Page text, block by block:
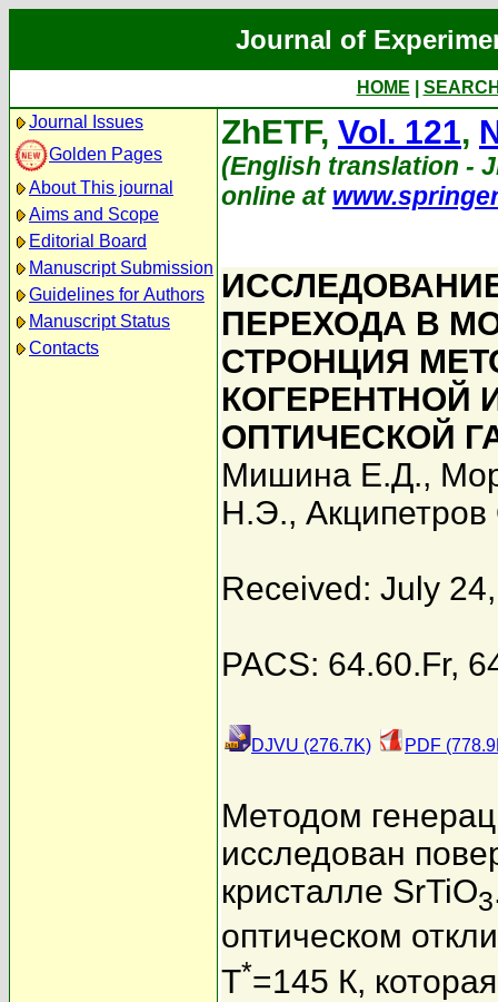
Journal of
HOME
Journal Issues
Golden Pages
About This journal
Aims and Scope
Editorial Board
Manuscript Submission
Guidelines for Authors
Manuscript Status
Contacts
ZhETF, Vol. 121,
(English translation -
online at
ПЕРЕХОДА В
СТРОНЦИЯ
КОГЕРЕНТНОЙ
ОПТИЧЕСКОЙ
Мишина Е.Д.,
Н.Э.,
Received: July
PACS: 64.60.Fr,
DJVU (276.7K) PDF
Методом
исследован
кристалле SrTiO3
оптическом
T*=145 К,